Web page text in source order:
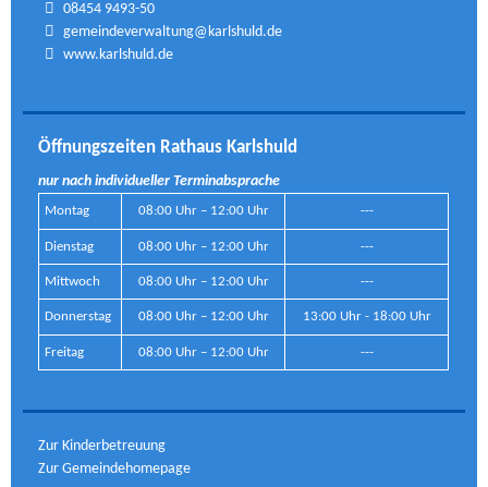
08454 9493-50
gemeindeverwaltung@karlshuld.de
www.karlshuld.de
Öffnungszeiten Rathaus Karlshuld
nur nach individueller Terminabsprache
Montag 08:00 Uhr – 12:00 Uhr ---
Dienstag 08:00 Uhr – 12:00 Uhr ---
Mittwoch 08:00 Uhr – 12:00 Uhr ---
Donnerstag 08:00 Uhr – 12:00 Uhr 13:00 Uhr - 18:00 Uhr
Freitag 08:00 Uhr – 12:00 Uhr ---
Zur Kinderbetreuung
Zur Gemeindehomepage